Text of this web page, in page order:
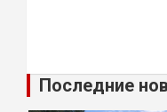
Последние